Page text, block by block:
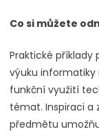
Co si můžete
Praktické příklady
výuku informatiky
funkční využití
témat. Inspiraci a
předmětu